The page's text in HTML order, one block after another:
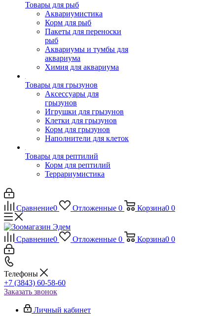
Товары для рыб
Аквариумистика
Корм для рыб
Пакеты для переноски
рыб
Аквариумы и тумбы для
аквариума
Химия для аквариума
Товары для грызунов
Аксессуары для
грызунов
Игрушки для грызунов
Клетки для грызунов
Корм для грызунов
Наполнители для клеток
Товары для рептилий
Корм для рептилий
Террариумистика
Сравнение0 Отложенные 0 Корзина0 0
Сравнение0 Отложенные 0 Корзина0 0
Телефоны
+7 (3843) 60-58-60
Заказать звонок
Личный кабинет